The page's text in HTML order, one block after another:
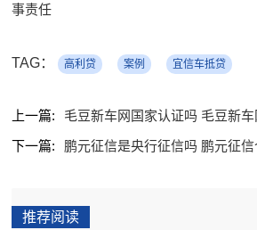
事责任
TAG： 高利贷 案例 宜信车抵贷
上一篇:
毛豆新车网国家认证吗 毛豆新
下一篇:
鹏元征信是央行征信吗 鹏元征
推荐阅读